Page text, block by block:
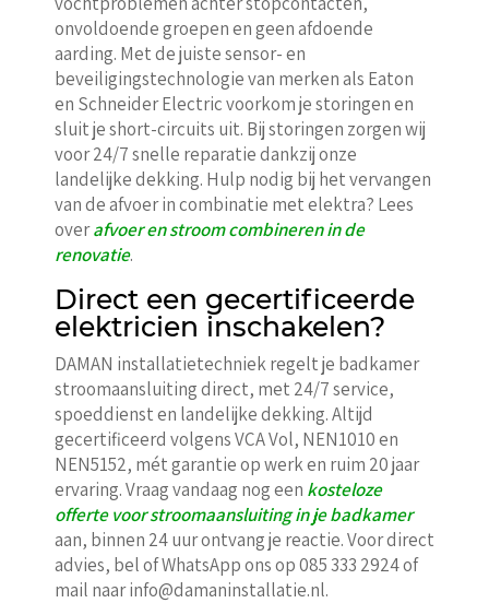
onvoldoende groepen en geen afdoende
aarding. Met de juiste sensor- en
beveiligingstechnologie van merken als Eaton
en Schneider Electric voorkom je storingen en
sluit je short-circuits uit. Bij storingen zorgen wij
voor 24/7 snelle reparatie dankzij onze
landelijke dekking. Hulp nodig bij het vervangen
van de afvoer in combinatie met elektra? Lees
overafvoer en stroom combineren in de
renovatie.
Direct een gecertificeerde
elektricien inschakelen?
DAMAN installatietechniek regelt je badkamer
stroomaansluiting direct, met 24/7 service,
spoeddienst en landelijke dekking. Altijd
gecertificeerd volgens VCA Vol, NEN1010 en
NEN5152, mét garantie op werk en ruim 20 jaar
ervaring. Vraag vandaag nog een kosteloze
offerte voor stroomaansluiting in je badkamer
aan, binnen 24 uur ontvang je reactie. Voor direct
advies, bel of WhatsApp ons op 085 333 2924 of
mail naar info@damaninstallatie.nl.